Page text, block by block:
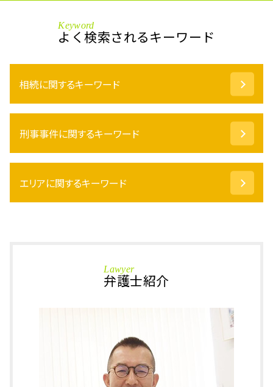
Keyword
よく検索されるキーワード
相続に関するキーワード
成年後見 とは
土地 相続放棄
相続財産 寄付
限定承認 手続き
不動産 相続 必要書類
相続人 調査 費用
刑事事件に関するキーワード
痴漢 冤罪
釈放 その後
エリアに関するキーワード
相続 越前市 弁護士
刑事事件 小松市 弁護士
刑事事件 加賀市 弁護士
刑事事件 坂井市 弁護士
刑事事件 福井県 相談
刑事事件 あわら市 相談
Lawyer
弁護士紹介